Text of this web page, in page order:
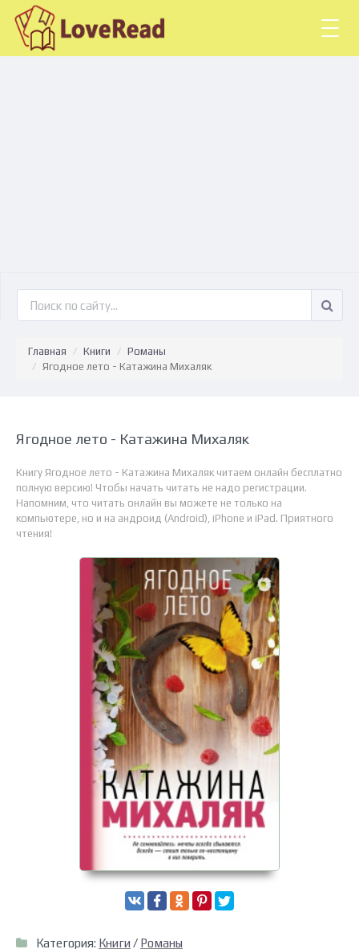
Главная Книги
Романы
Ягодное лето - Катажина Михаляк
Ягодное лето - Катажина Михаляк
Книгу Ягодное лето - Катажина Михаляк читаем онлайн бесплатно
полную версию! Чтобы начать читать не надо регистрации.
Напомним, что читать онлайн вы можете не только на
компьютере, но и на андроид (Android), iPhone и iPad. Приятного
чтения!
Категория: Книги / Романы